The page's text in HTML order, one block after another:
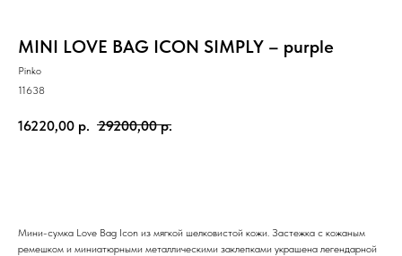
MINI LOVE BAG ICON SIMPLY – purple
Pinko
11638
16220,00 р. 29200,00 р.
Мини-сумка Love Bag Icon из мягкой шелковистой кожи. Застежка с кожаным
ремешком и миниатюрными металлическими заклепками украшена легендарной